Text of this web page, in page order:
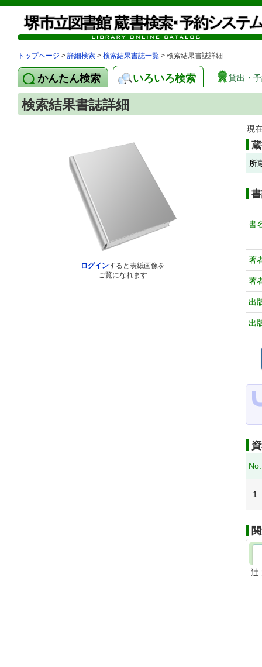
トップページ > 詳細検索 > 検索結果書誌一覧 > 検索結果書誌詳細
かんたん検索 いろいろ検索 貸出・
検索結果書誌詳細
ログインすると表紙画像を
ご覧になれます
現
所
書
著
著
出
出
No.
1
辻